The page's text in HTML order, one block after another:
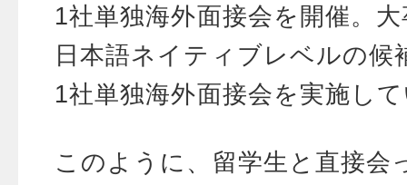
1社単独海外面接会を開催。
日本語ネイティブレベルの候
1社単独海外面接会を実施し
このように、留学生と直接会